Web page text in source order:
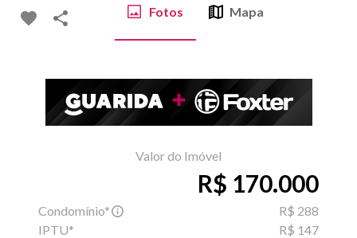
Fotos Mapa
Valor do Imóvel
R$ 170.000
Condomínio*
R$ 288
IPTU*
R$ 147